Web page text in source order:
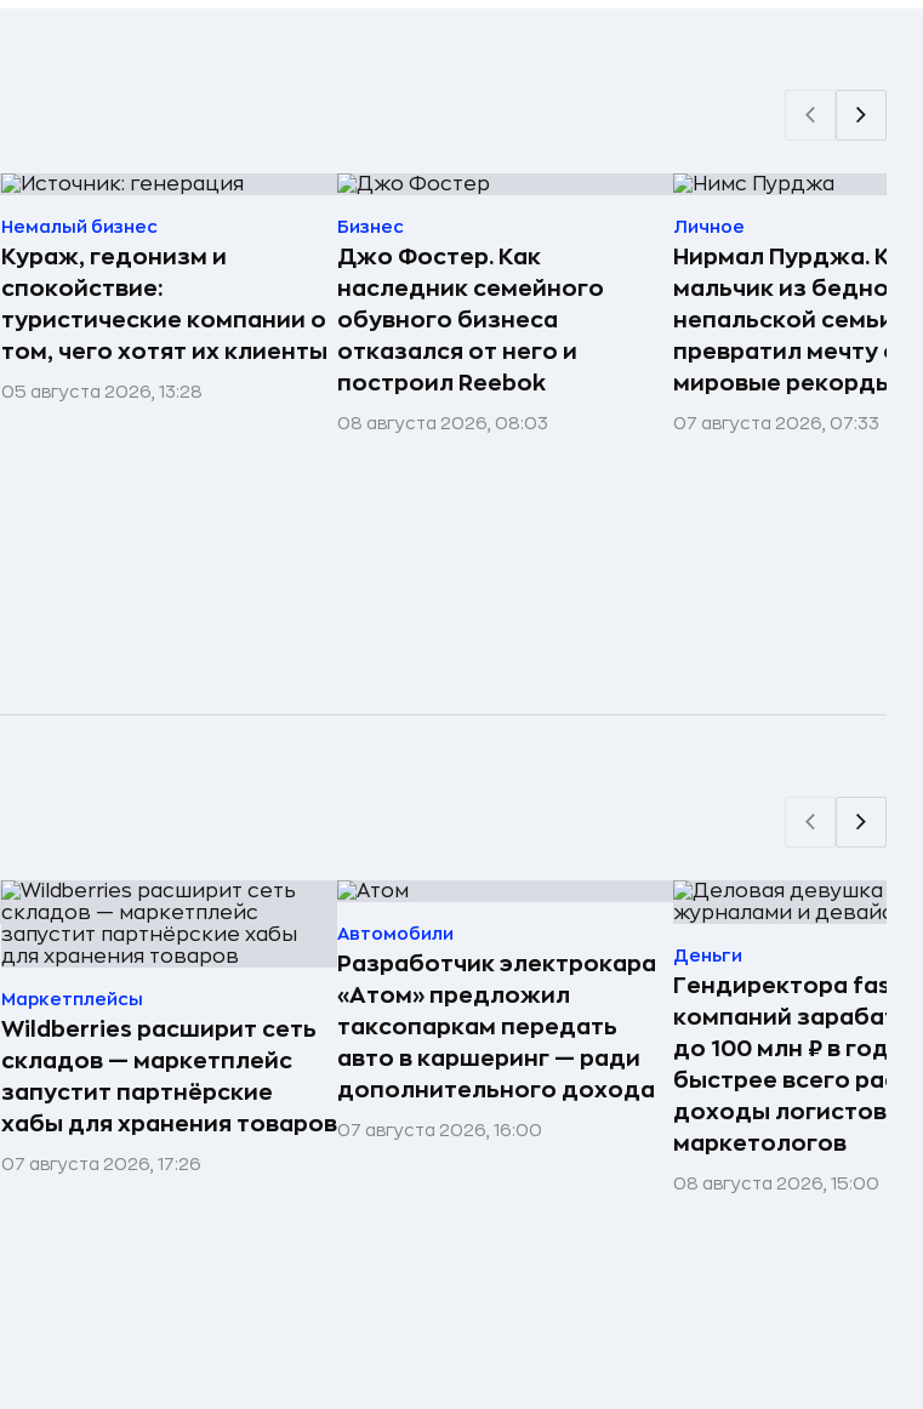
Немалый бизнес
Кураж, гедонизм и
спокойствие:
туристические компании о
том, чего хотят их клиенты
05 августа 2026, 13:28
Бизнес
Джо Фостер. Как
наследник семейного
обувного бизнеса
отказался от него и
построил Reebok
08 августа 2026, 08:03
Личное
Нирмал Пурджа. Как
мальчик из бедной
непальской семьи
превратил мечту о
мировые рекорды и
07 августа 2026, 07:33
Маркетплейсы
Wildberries расширит сеть
складов — маркетплейс
запустит партнёрские
хабы для хранения товаров
07 августа 2026, 17:26
Автомобили
Разработчик электрокара
«Атом» предложил
таксопаркам передать
авто в каршеринг — ради
дополнительного дохода
07 августа 2026, 16:00
Деньги
Гендиректора
компаний
до 100 млн ₽ в год —
быстрее всего
доходы логистов и
маркетологов
08 августа 2026, 15:00